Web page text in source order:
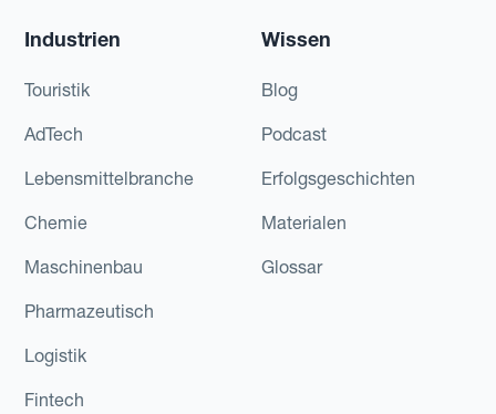
Industrien
Touristik
AdTech
Lebensmittelbranche
Chemie
Maschinenbau
Pharmazeutisch
Logistik
Fintech
Wissen
Blog
Podcast
Erfolgsgeschichten
Materialen
Glossar